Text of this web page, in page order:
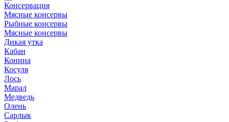
Консервация
Мясные консервы
Рыбные консервы
Мясные консервы
Дикая утка
Кабан
Конина
Косуля
Лось
Марал
Медведь
Олень
Сарлык